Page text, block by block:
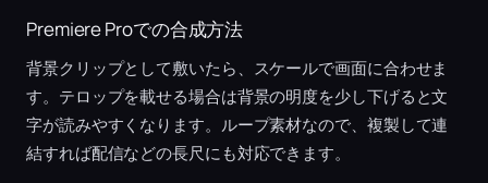
Premiere Proでの合成方法
背景クリップとして敷いたら、スケールで画面に合わせま
す。テロップを載せる場合は背景の明度を少し下げると文
字が読みやすくなります。ループ素材なので、複製して連
結すれば配信などの長尺にも対応できます。